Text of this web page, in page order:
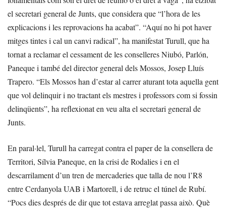
el secretari general de Junts, que considera que “l’hora de les
explicacions i les reprovacions ha acabat”. “Aquí no hi pot haver
mitges tintes i cal un canvi radical”, ha manifestat Turull, que ha
tornat a reclamar el cessament de les conselleres Niubó, Parlón,
Paneque i també del director general dels Mossos, Josep Lluís
Trapero. “Els Mossos han d’estar al carrer aturant tota aquella gent
que vol delinquir i no tractant els mestres i professors com si fossin
delinqüents”, ha reflexionat en veu alta el secretari general de
Junts.
En paral·lel, Turull ha carregat contra el paper de la consellera de
Territori, Sílvia Paneque, en la crisi de Rodalies i en el
descarrilament d’un tren de mercaderies que talla de nou l’R8
entre Cerdanyola UAB i Martorell, i de retruc el túnel de Rubí.
“Pocs dies després de dir que tot estava arreglat passa això. Què